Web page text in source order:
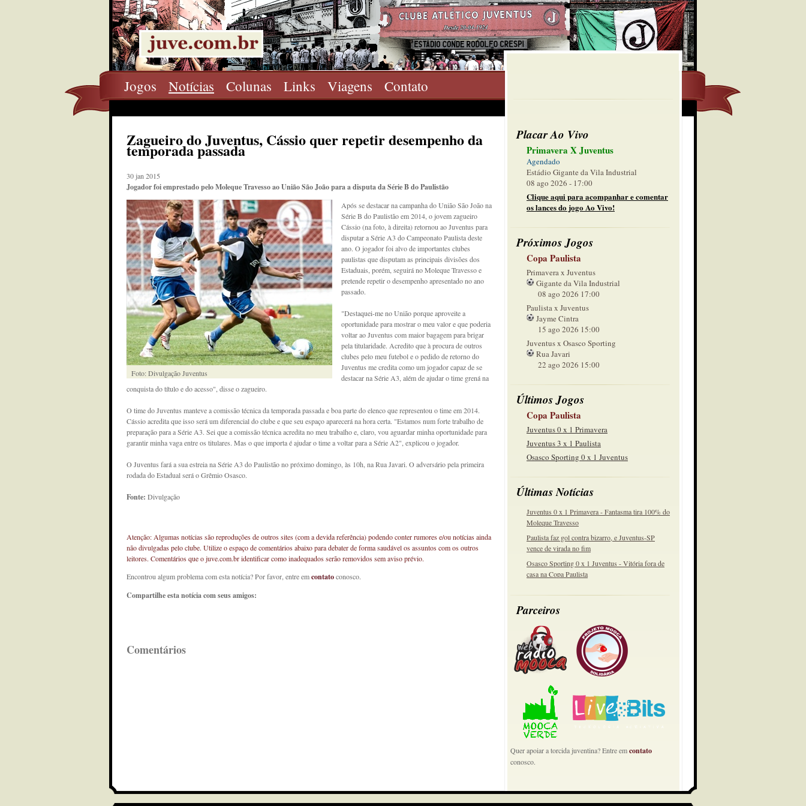
Jogos Notícias Colunas Links Viagens Contato
Placar Ao Vivo
Primavera X Juventus
Agendado
Estádio Gigante da Vila Industrial
08 ago 2026 - 17:00
Clique aqui para acompanhar e comentar
os lances do jogo Ao Vivo!
Próximos Jogos
Copa Paulista
Primavera x Juventus
Gigante da Vila Industrial
08 ago 2026 17:00
Paulista x Juventus
Jayme Cintra
15 ago 2026 15:00
Juventus x Osasco Sporting
Rua Javari
22 ago 2026 15:00
Últimos Jogos
Copa Paulista
Juventus 0 x 1 Primavera
Juventus 3 x 1 Paulista
Osasco Sporting 0 x 1 Juventus
Últimas Notícias
Juventus 0 x 1 Primavera - Fantasma tira 100% do
Moleque Travesso
Paulista faz gol contra bizarro, e Juventus-SP
vence de virada no fim
Osasco Sporting 0 x 1 Juventus - Vitória fora de
casa na Copa Paulista
Parceiros
Quer apoiar a torcida juventina? Entre emcontato
conosco.
Zagueiro do Juventus, Cássio quer repetir desempenho da
temporada passada
30 jan 2015
Jogador foi emprestado pelo Moleque Travesso ao União São João para a disputa da Série B do Paulistão
Foto: Divulgação Juventus
Após se destacar na campanha do União São João na
Série B do Paulistão em 2014, o jovem zagueiro
Cássio (na foto, à direita) retornou ao Juventus para
disputar a Série A3 do Campeonato Paulista deste
ano. O jogador foi alvo de importantes clubes
paulistas que disputam as principais divisões dos
Estaduais, porém, seguirá no Moleque Travesso e
pretende repetir o desempenho apresentado no ano
passado.
"Destaquei-me no União porque aproveite a
oportunidade para mostrar o meu valor e que poderia
voltar ao Juventus com maior bagagem para brigar
pela titularidade. Acredito que à procura de outros
clubes pelo meu futebol e o pedido de retorno do
Juventus me credita como um jogador capaz de se
destacar na Série A3, além de ajudar o time grená na
conquista do título e do acesso", disse o zagueiro.
O time do Juventus manteve a comissão técnica da temporada passada e boa parte do elenco que representou o time em 2014.
Cássio acredita que isso será um diferencial do clube e que seu espaço aparecerá na hora certa. "Estamos num forte trabalho de
preparação para a Série A3. Sei que a comissão técnica acredita no meu trabalho e, claro, vou aguardar minha oportunidade para
garantir minha vaga entre os titulares. Mas o que importa é ajudar o time a voltar para a Série A2", explicou o jogador.
O Juventus fará a sua estreia na Série A3 do Paulistão no próximo domingo, às 10h, na Rua Javari. O adversário pela primeira
rodada do Estadual será o Grêmio Osasco.
Fonte: Divulgação
Atenção: Algumas notícias são reproduções de outros sites (com a devida referência) podendo conter rumores e/ou notícias ainda
não divulgadas pelo clube. Utilize o espaço de comentários abaixo para debater de forma saudável os assuntos com os outros
leitores. Comentários que o juve.com.br identificar como inadequados serão removidos sem aviso prévio.
Encontrou algum problema com esta notícia? Por favor, entre emcontatoconosco.
Compartilhe esta notícia com seus amigos:
Comentários